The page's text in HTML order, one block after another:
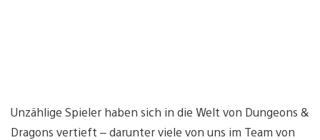
Unzählige Spieler haben sich in die Welt von Dungeons &
Dragons vertieft – darunter viele von uns im Team von